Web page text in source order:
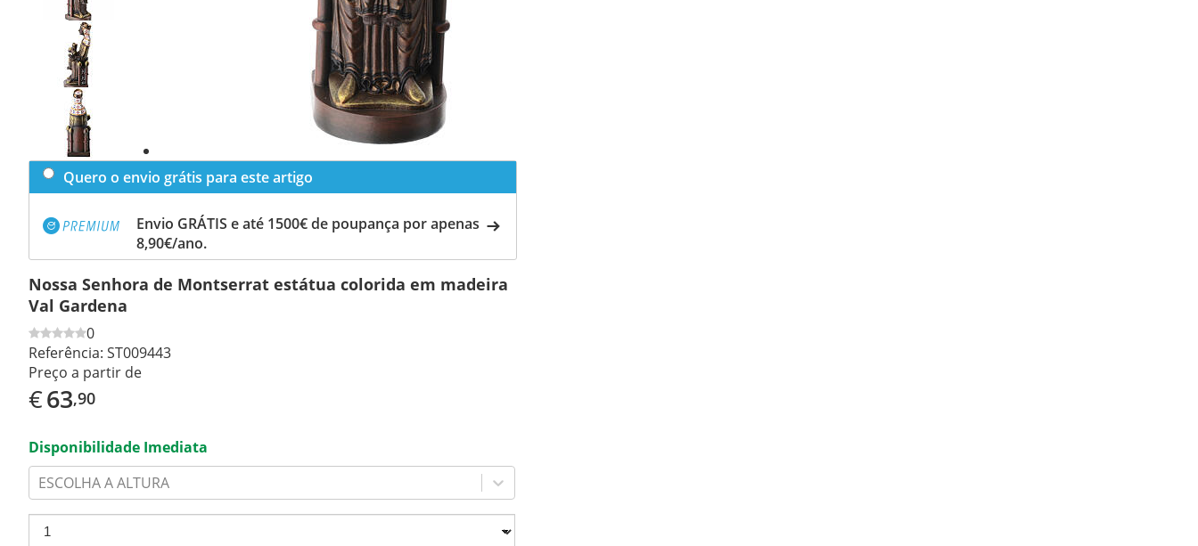
Previous
slide
Next
slide
Quero o envio grátis para este artigo
Envio GRÁTIS e até 1500€ de poupança por apenas
8,90€/ano.
Nossa Senhora de Montserrat estátua colorida em madeira
Val Gardena
0
Referência: ST009443
Preço a partir de
€63,90
Disponibilidade Imediata
ESCOLHA A ALTURA